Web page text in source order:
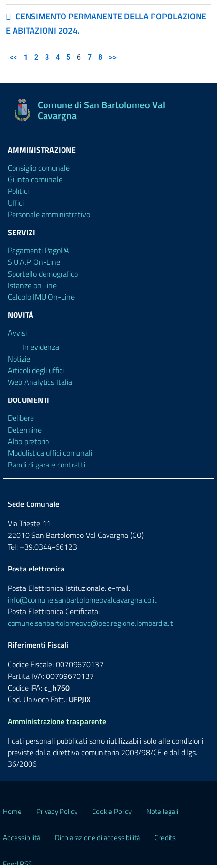
CENSIMENTO PERMANENTE DELLA POPOLAZIONE
E ABITAZIONI 2024.
<< 1 2 3 4 5 6 7 8 >>
Comune di San Bartolomeo Val
Cavargna
AMMINISTRAZIONE
Consiglio comunale
Giunta comunale
Politici
Uffici
Personale amministrativo
SERVIZI
Pagamenti PagoPA
S.U.A.P. On-Line
Sportello demografico
Istanze on-line
Calcolo IMU On-Line
NOVITÀ
Avvisi
In evidenza
Notizie
Articoli degli uffici
Web Analytics Italia
DOCUMENTI
Delibere
Determine
Albo pretorio
Modulistica uffici comunali
Bandi di gara e contratti
Sede Comunale
Via Trieste 11
22010 San Bartolomeo Val Cavargna (CO)
Tel: +39.0344-66123
Posta elettronica
Posta Elettronica Istituzionale: e-mail:
info@comune.sanbartolomeovalcavargna.co.it
Posta Elettronica Certificata:
comune.sanbartolomeovc@pec.regione.lombardia.it
Riferimenti Fiscali
Codice Fiscale: 00709670137
Partita IVA: 00709670137
Codice iPA:c_h760
Cod. Univoco Fatt.: UFPJIX
Amministrazione trasparente
I dati personali pubblicati sono riutilizzabili solo alle condizioni
previste dalla direttiva comunitaria 2003/98/CE e dal d.lgs.
36/2006
Home Privacy Policy Cookie Policy Note legali
Accessibilità Dichiarazione di accessibilità Credits